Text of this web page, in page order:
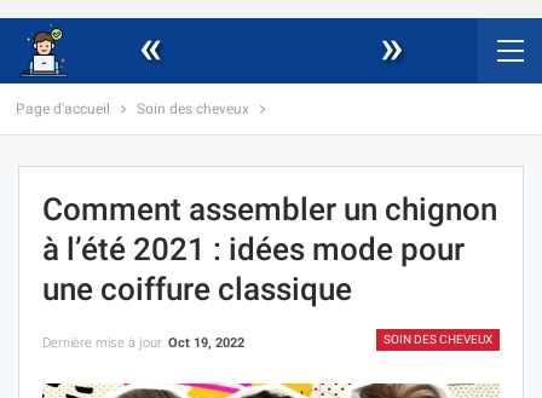
« »
Page d'accueil Soin des cheveux
Comment assembler un chignon
à l’été 2021 : idées mode pour
une coiffure classique
SOIN DES CHEVEUX
Dernière mise à jour Oct 19, 2022